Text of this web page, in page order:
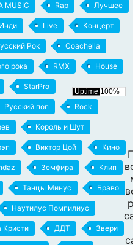
MUSIC Rap Лучшее
Инди Live Концерт
Рок Coachella
рока RMX House
StarPro
Русский поп Rock
Король и Шут
Виктор Цой Кино
Земфира Клип
Танцы Минус Браво
Наутилус Помпилиус
Кристи ДДТ Звери
м
: